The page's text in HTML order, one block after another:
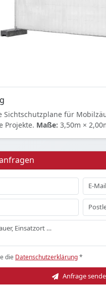
Sichtschutzplane für
Projekte. Maße: 3,50m ×
die Datenschutzerklärung*
Anfrage